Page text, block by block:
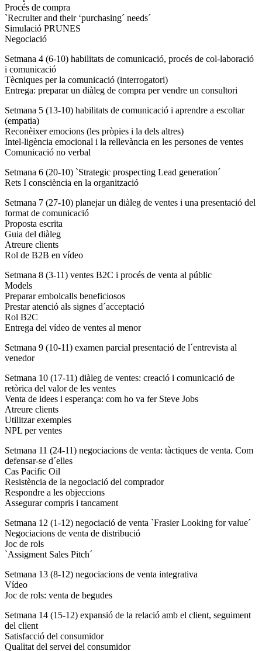
Procés de compra
`Recruiter and their ‘purchasing´ needs´
Simulació PRUNES
Negociació
Setmana 4 (6-10) habilitats de comunicació, procés de col-laboració
i comunicació
Tècniques per la comunicació (interrogatori)
Entrega: preparar un diàleg de compra per vendre un consultori
Setmana 5 (13-10) habilitats de comunicació i aprendre a escoltar
(empatia)
Reconèixer emocions (les pròpies i la dels altres)
Intel-ligència emocional i la rellevància en les persones de ventes
Comunicació no verbal
Setmana 6 (20-10) `Strategic prospecting Lead generation´
Rets I consciència en la organització
Setmana 7 (27-10) planejar un diàleg de ventes i una presentació del
format de comunicació
Proposta escrita
Guia del diàleg
Atreure clients
Rol de B2B en vídeo
Setmana 8 (3-11) ventes B2C i procés de venta al públic
Models
Preparar embolcalls beneficiosos
Prestar atenció als signes d´acceptació
Rol B2C
Entrega del vídeo de ventes al menor
Setmana 9 (10-11) examen parcial presentació de l´entrevista al
venedor
Setmana 10 (17-11) diàleg de ventes: creació i comunicació de
retòrica del valor de les ventes
Venta de idees i esperança: com ho va fer Steve Jobs
Atreure clients
Utilitzar exemples
NPL per ventes
Setmana 11 (24-11) negociacions de venta: tàctiques de venta. Com
defensar-se d´elles
Cas Pacific Oil
Resistència de la negociació del comprador
Respondre a les objeccions
Assegurar compris i tancament
Setmana 12 (1-12) negociació de venta `Frasier Looking for value´
Negociacions de venta de distribució
Joc de rols
`Assigment Sales Pitch´
Setmana 13 (8-12) negociacions de venta integrativa
Vídeo
Joc de rols: venta de begudes
Setmana 14 (15-12) expansió de la relació amb el client, seguiment
del client
Satisfacció del consumidor
Qualitat del servei del consumidor